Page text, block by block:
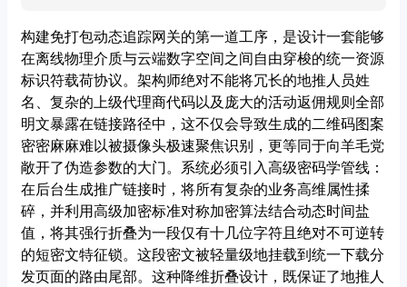
构建免打包动态追踪网关的第一道工序，是设计一套能够
在离线物理介质与云端数字空间之间自由穿梭的统一资源
标识符载荷协议。架构师绝对不能将冗长的地推人员姓
名、复杂的上级代理商代码以及庞大的活动返佣规则全部
明文暴露在链接路径中，这不仅会导致生成的二维码图案
密密麻麻难以被摄像头极速聚焦识别，更等同于向羊毛党
敞开了伪造参数的大门。系统必须引入高级密码学管线：
在后台生成推广链接时，将所有复杂的业务高维属性揉
碎，并利用高级加密标准对称加密算法结合动态时间盐
值，将其强行折叠为一段仅有十几位字符且绝对不可逆转
的短密文特征锁。这段密文被轻量级地挂载到统一下载分
发页面的路由尾部。这种降维折叠设计，既保证了地推人